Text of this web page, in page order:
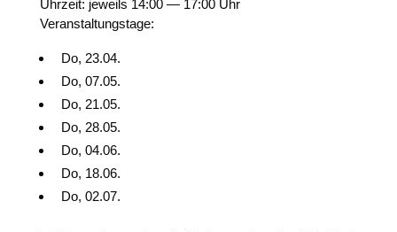
Uhr­zeit: jeweils 14:00 — 17:00 Uhr
Ver­an­stal­tungs­ta­ge:
Do, 23.04.
Do, 07.05.
Do, 21.05.
Do, 28.05.
Do, 04.06.
Do, 18.06.
Do, 02.07.